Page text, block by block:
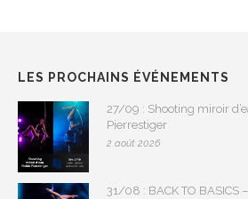
LES PROCHAINS ÉVÉNEMENTS
27/09 : Shooting miroir
Pierrestiger
2 août 2026
31/08 : BACK TO BASICS